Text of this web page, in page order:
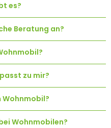
es?
Beratung an?
zu mir?
Wohnmobil?
Wohnmobilen?